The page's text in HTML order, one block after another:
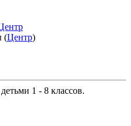
(Центр)
1 - 8 классов.